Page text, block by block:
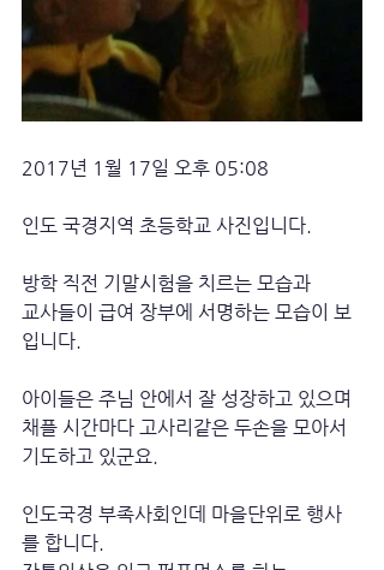
2017년 1월 17일 오후 05:08
인도 국경지역 초등학교 사진입니다.
방학 직전 기말시험을 치르는 모습과
교사들이 급여 장부에 서명하는 모습이 보
입니다.
아이들은 주님 안에서 잘 성장하고 있으며
채플 시간마다 고사리같은 두손을 모아서
기도하고 있군요.
인도국경 부족사회인데 마을단위로 행사
를 합니다.